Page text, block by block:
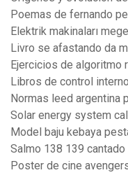
Poemas de fernando
Elektrik makinaları
Livro se afastando da
Ejercicios de algoritmo
Libros de control
Normas leed argentina
Solar energy system
Model baju kebaya
Salmo 138 139 cantado
Poster de cine